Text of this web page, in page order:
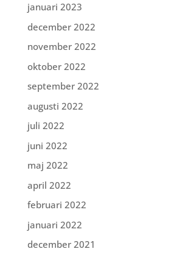
januari 2023
december 2022
november 2022
oktober 2022
september 2022
augusti 2022
juli 2022
juni 2022
maj 2022
april 2022
februari 2022
januari 2022
december 2021